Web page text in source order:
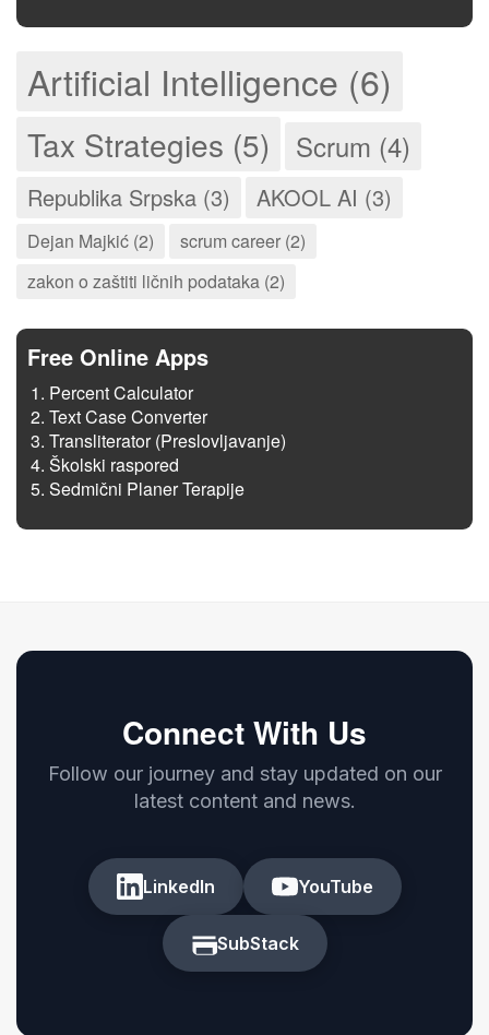
Artificial Intelligence (6)
Tax Strategies (5) Scrum (4)
Republika Srpska (3) AKOOL AI (3)
Dejan Majkić (2)
scrum career (2)
zakon o zaštiti ličnih podataka (2)
Free Online Apps
Percent Calculator
Text Case Converter
Transliterator (Preslovljavanje)
Školski raspored
Sedmični Planer Terapije
Connect With Us
Follow our journey and stay updated on our
latest content and news.
LinkedIn YouTube
SubStack